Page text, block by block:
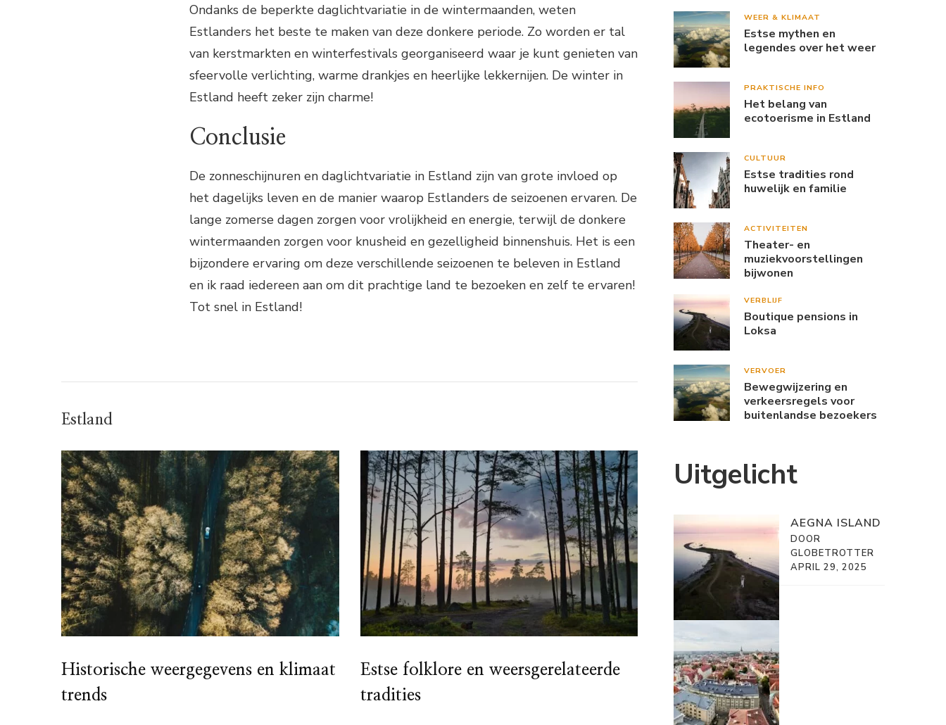
Ondanks de beperkte daglichtvariatie in de wintermaanden, weten
Estlanders het beste te maken van deze donkere periode. Zo worden er tal
van kerstmarkten en winterfestivals georganiseerd waar je kunt genieten van
sfeervolle verlichting, warme drankjes en heerlijke lekkernijen. De winter in
Estland heeft zeker zijn charme!
Conclusie
De zonneschijnuren en daglichtvariatie in Estland zijn van grote invloed op
het dagelijks leven en de manier waarop Estlanders de seizoenen ervaren. De
lange zomerse dagen zorgen voor vrolijkheid en energie, terwijl de donkere
wintermaanden zorgen voor knusheid en gezelligheid binnenshuis. Het is een
bijzondere ervaring om deze verschillende seizoenen te beleven in Estland
en ik raad iedereen aan om dit prachtige land te bezoeken en zelf te ervaren!
Tot snel in Estland!
Estland
Historische weergegevens en klimaat
trends
Estse folklore en weersgerelateerde
tradities
WEER & KLIMAAT
Estse mythen en
legendes over het weer
PRAKTISCHE INFO
Het belang van
ecotoerisme in Estland
CULTUUR
Estse tradities rond
huwelijk en familie
ACTIVITEITEN
Theater- en
muziekvoorstellingen
bijwonen
VERBLIJF
Boutique pensions in
Loksa
VERVOER
Bewegwijzering en
verkeersregels voor
buitenlandse bezoekers
Uitgelicht
AEGNA ISLAND
DOOR
GLOBETROTTER
APRIL 29, 2025